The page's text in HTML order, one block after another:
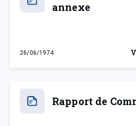
annexe
26/06/1974
mercredi 26 juin 1974
Rapport de